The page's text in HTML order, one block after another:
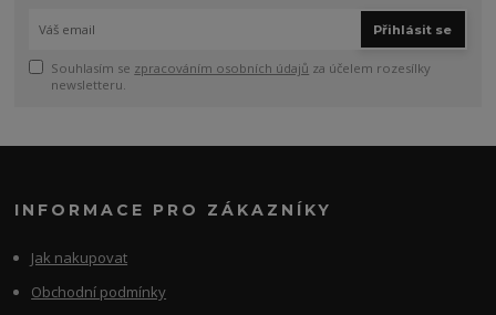
Přihlásit se
Souhlasím se zpracováním osobních údajů za účelem rozesílky
newsletteru.
INFORMACE PRO ZÁKAZNÍKY
Jak nakupovat
Obchodní podmínky